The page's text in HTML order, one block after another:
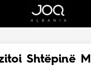
Shtëpinë